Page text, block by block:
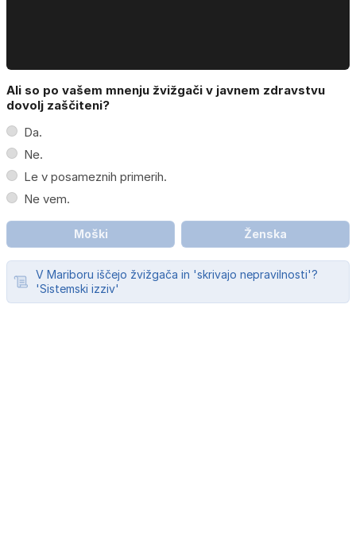
Ali so po vašem mnenju žvižgači v javnem zdravstvu
dovolj zaščiteni?
Da.
Ne.
Le v posameznih primerih.
Ne vem.
Moški Ženska
V Mariboru iščejo žvižgača in 'skrivajo nepravilnosti'?
'Sistemski izziv'